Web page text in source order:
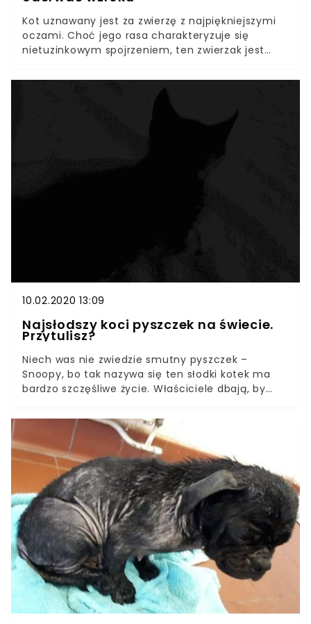
Kot uznawany jest za zwierzę z najpiękniejszymi
oczami. Choć jego rasa charakteryzuje się
nietuzinkowym spojrzeniem, ten zwierzak jest
ludzi obserwuje go na Instagramie. Kot z
niezwykłymi oczami podbija serca wszystkich
internautów. Wiadomo, że każdy właściciel
zwierzątka, twierdzi, iż to właśnie jego pupil jest
najpiękniejszy i najcudowniejszy. Nie ma co się
dziwić, miłość do czworonoga jest bowiem czymś
wspaniałym. Właściciele kota z wyjątkowymi
oczami mają jednak w swoim domu prawdziwą
gwiazdę, od której nie da się oderwać wzroku.
10.02.2020 13:09
Najsłodszy koci pyszczek na świecie.
Przytulisz?
Niech was nie zwiedzie smutny pyszczek –
Snoopy, bo tak nazywa się ten słodki kotek ma
bardzo szczęśliwe życie. Właściciele dbają, by
się w tym maluchu! Ciężko się dziwić – wyjątkowa
uroda sprawia, że nie da się oderwać wzroku od
tego uroczego pyszczka. Snoopy jest
przedstawicielem kotów egzotycznych
krótkowłosych i prawdziwą pięknością. Kto
pogłaskałby taką uroczą futrzaną kulkę?Kotek o
ogromnych smutnych oczach jest prawdziwą
pięknością. Ciężko oderwać wzrok od tego
uroczego malucha! Jego wyjątkowa uroda
zapewniła mu międzynarodową sławę. Przytulisz
tego smutasa?